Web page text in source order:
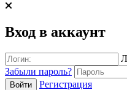
Вход в аккаунт
Забыли пароль?
Войти
Регистрация